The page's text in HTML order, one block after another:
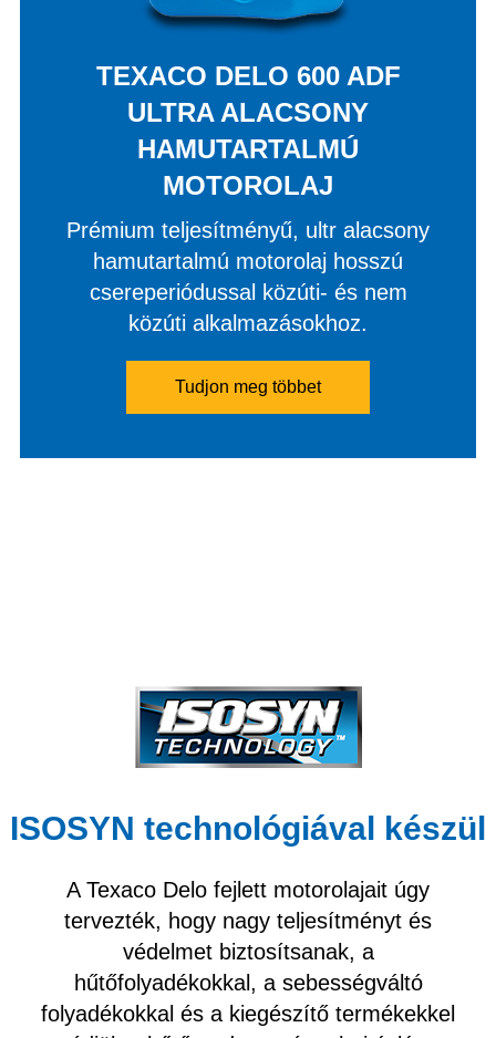
TEXACO DELO 600 ADF
ULTRA ALACSONY
HAMUTARTALMÚ
MOTOROLAJ
Prémium teljesítményű, ultr alacsony
hamutartalmú motorolaj hosszú
csereperiódussal közúti- és nem
közúti alkalmazásokhoz.
Tudjon meg többet
ISOSYN technológiával készül
A Texaco Delo fejlett motorolajait úgy
tervezték, hogy nagy teljesítményt és
védelmet biztosítsanak, a
hűtőfolyadékokkal, a sebességváltó
folyadékokkal és a kiegészítő termékekkel